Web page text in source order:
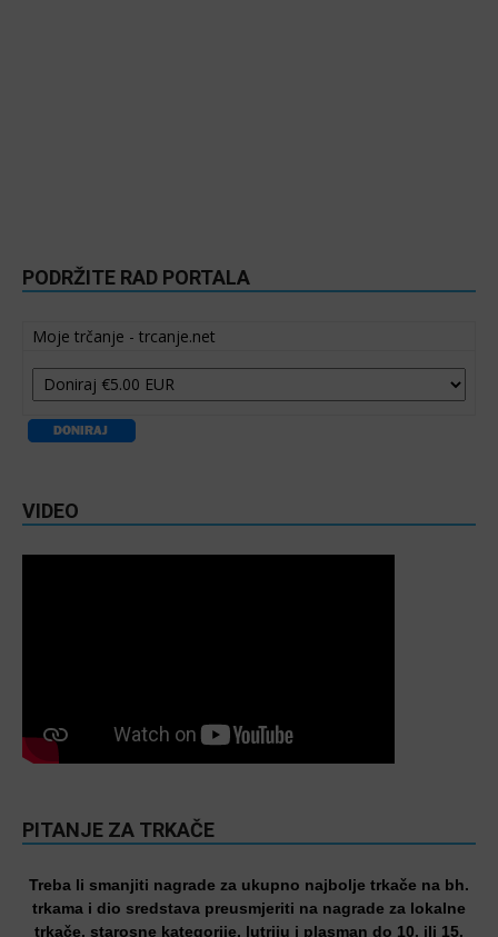
PODRŽITE RAD PORTALA
Moje trčanje - trcanje.net
VIDEO
PITANJE ZA TRKAČE
Treba li smanjiti nagrade za ukupno najbolje trkače na bh.
trkama i dio sredstava preusmjeriti na nagrade za lokalne
trkače, starosne kategorije, lutriju i plasman do 10. ili 15.